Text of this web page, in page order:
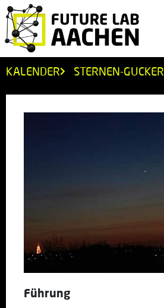
KALENDER STERNEN-GUCKER
Führung